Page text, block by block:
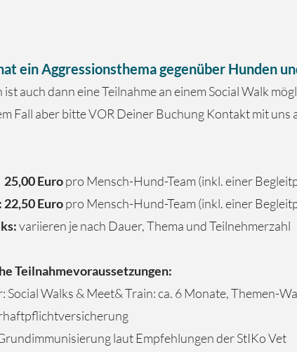
ein Aggressionsthema gegenüber Hunden
auch dann eine Teilnahme an einem Social Walk
Fall aber bitte VOR Deiner Buchung Kontakt mit uns
25,00 Europro Mensch-Hund-Team (inkl. einer
22,50 Europro Mensch-Hund-Team (inkl. einer
variieren je nach Dauer, Thema und Teilnehmerzahl
Teilnahmevoraussetzungen:
Social Walks & Meet& Train: ca. 6 Monate, Themen-
laut Empfehlungen der StIKo Vet